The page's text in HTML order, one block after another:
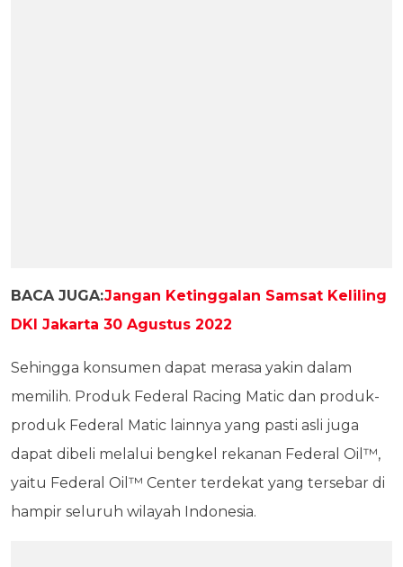
BACA JUGA:Jangan Ketinggalan Samsat Keliling
DKI Jakarta 30 Agustus 2022
Sehingga konsumen dapat merasa yakin dalam
memilih. Produk Federal Racing Matic dan produk-
produk Federal Matic lainnya yang pasti asli juga
dapat dibeli melalui bengkel rekanan Federal Oil™,
yaitu Federal Oil™ Center terdekat yang tersebar di
hampir seluruh wilayah Indonesia.